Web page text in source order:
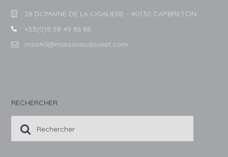
28 DOMAINE DE LA CIGALIERE - 40130 CAPBRETON
+33(0)5 58 49 86 86
mso40@maisonsudouest.com
RECHERCHER